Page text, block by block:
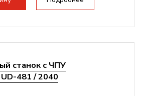
станок с ЧПУ
481 / 2040